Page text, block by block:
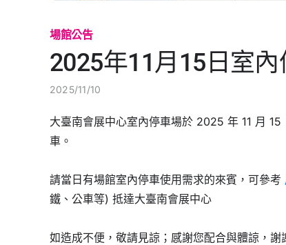
場館公告
2025年11月15日室
2025/11/10
大臺南會展中心室內停車場於 2025 年 11 月
車。
請當日有場館室內停車使用需求的來賓，可參考
鐵、公車等) 抵達大臺南會展中心
如造成不便，敬請見諒；感謝您配合與體諒，謝